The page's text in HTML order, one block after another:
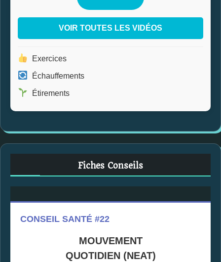
VOIR TOUTES LES VIDÉOS
Exercices
Échauffements
Étirements
Fiches Conseils
CONSEIL SANTÉ #22
MOUVEMENT
QUOTIDIEN (NEAT)